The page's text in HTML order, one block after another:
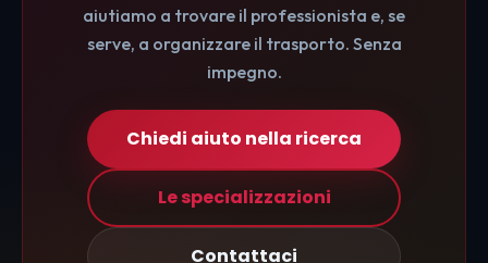
aiutiamo a trovare il professionista e, se
serve, a organizzare il trasporto. Senza
impegno.
Chiedi aiuto nella ricerca
Le specializzazioni
Contattaci